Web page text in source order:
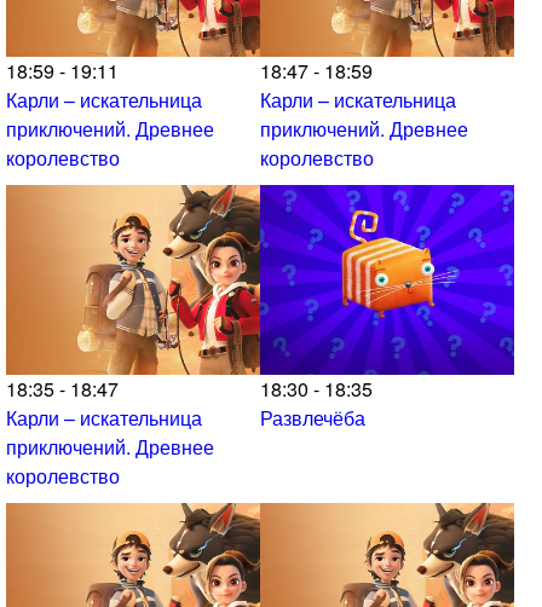
18:59 - 19:11
Карли – искательница
приключений. Древнее
королевство
18:47 - 18:59
Карли – искательница
приключений. Древнее
королевство
18:35 - 18:47
Карли – искательница
приключений. Древнее
королевство
18:30 - 18:35
Развлечёба